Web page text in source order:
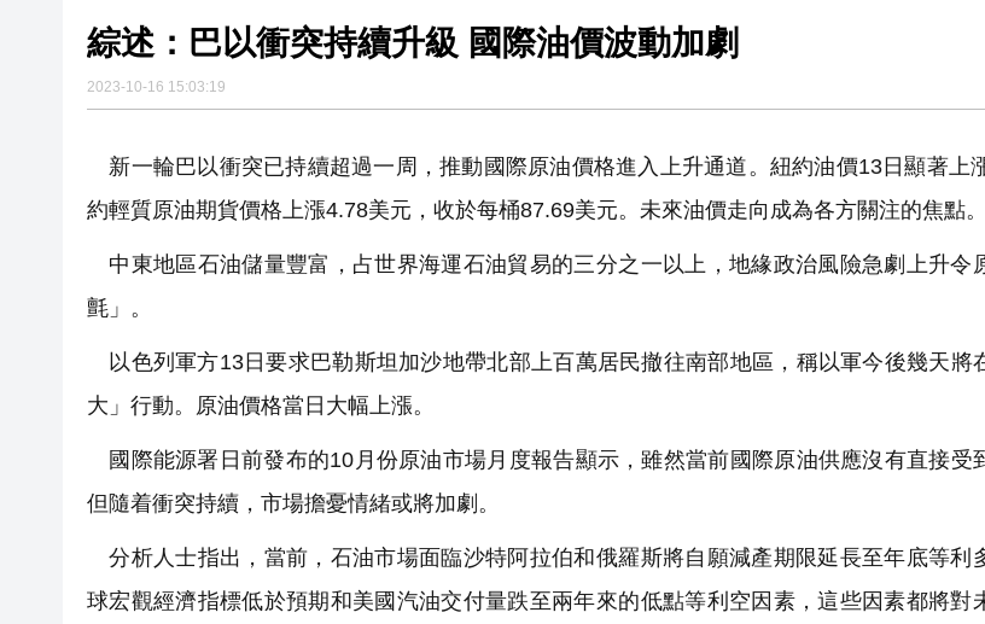
綜述：巴以衝突持續升級 國際油價波動加劇
2023-10-16 15:03:19
新一輪巴以衝突已持續超過一周，推動國際原油價格進入上升通道。紐約油價13日顯著上
約輕質原油期貨價格上漲4.78美元，收於每桶87.69美元。未來油價走向成為各方關注的焦點。
中東地區石油儲量豐富，占世界海運石油貿易的三分之一以上，地緣政治風險急劇上升令
氈」。
以色列軍方13日要求巴勒斯坦加沙地帶北部上百萬居民撤往南部地區，稱以軍今後幾天將
大」行動。原油價格當日大幅上漲。
國際能源署日前發布的10月份原油市場月度報告顯示，雖然當前國際原油供應沒有直接受
但隨着衝突持續，市場擔憂情緒或將加劇。
分析人士指出，當前，石油市場面臨沙特阿拉伯和俄羅斯將自願減產期限延長至年底等利
球宏觀經濟指標低於預期和美國汽油交付量跌至兩年來的低點等利空因素，這些因素都將對